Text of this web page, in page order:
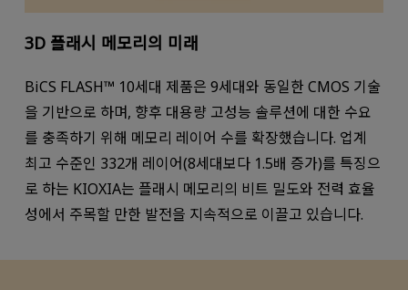
3D 플래시 메모리의 미래
BiCS FLASH™ 10세대 제품은 9세대와 동일한 CMOS 기술
을 기반으로 하며, 향후 대용량 고성능 솔루션에 대한 수요
를 충족하기 위해 메모리 레이어 수를 확장했습니다. 업계
최고 수준인 332개 레이어(8세대보다 1.5배 증가)를 특징으
로 하는 KIOXIA는 플래시 메모리의 비트 밀도와 전력 효율
성에서 주목할 만한 발전을 지속적으로 이끌고 있습니다.